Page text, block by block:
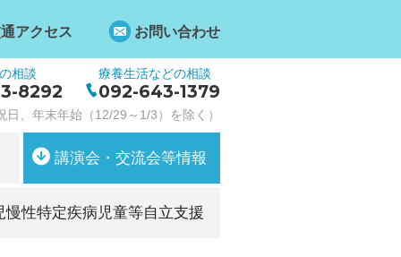
お問い合わせ
アクセス
相談
8292
療養生活などの相談
092-643-1379
、年末年始（12/29～1/3）を除く）
講演会・交流会等情報
慢性特定疾病児童等自立支援